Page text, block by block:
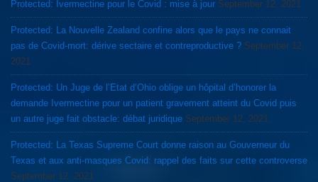
Protected: Ivermectine pour le Covid : mise à jour September 12, 2021
Protected: La Nouvelle Zealand confine alors que le pays ne connait
pas de Covid-mort: dérive sectaire et contreproductive ? September 12,
2021
Protected: Un Juge de l’Etat d’Ohio oblige un hôpital d’honorer la
demande Ivermectine pour un patient gravement atteint du Covid puis
un autre juge fait obstacle: débat juridique September 12, 2021
Protected: La Texas Supreme Court donne raison au Gouverneur du
Texas et aux anti-masques Covid: rappel des faits sur cette controverse
September 12, 2021